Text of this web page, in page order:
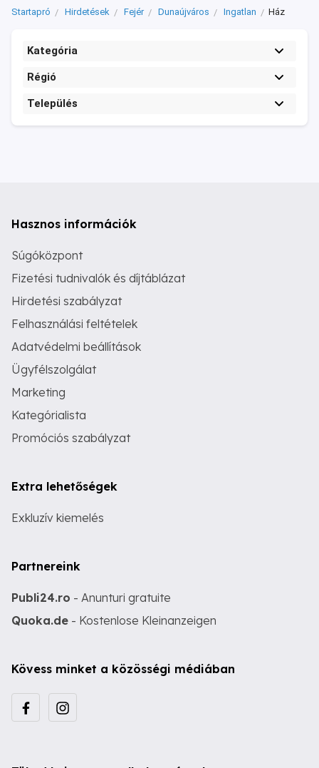
Startapró Hirdetések Fejér Dunaújváros Ingatlan Ház
Kategória
Régió
Település
Hasznos információk
Súgóközpont
Fizetési tudnivalók és díjtáblázat
Hirdetési szabályzat
Felhasználási feltételek
Adatvédelmi beállítások
Ügyfélszolgálat
Marketing
Kategórialista
Promóciós szabályzat
Extra lehetőségek
Exkluzív kiemelés
Partnereink
Publi24.ro - Anunturi gratuite
Quoka.de - Kostenlose Kleinanzeigen
Kövess minket a közösségi médiában